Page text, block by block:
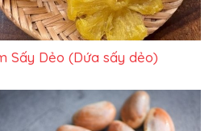
Sấy Dẻo (Dứa sấy dẻo)